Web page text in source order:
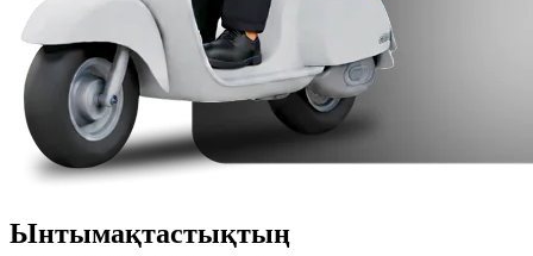
Ынтымақтастықтың